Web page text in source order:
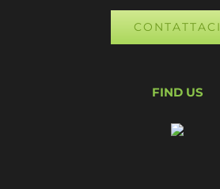
CONTATTACI
FIND US